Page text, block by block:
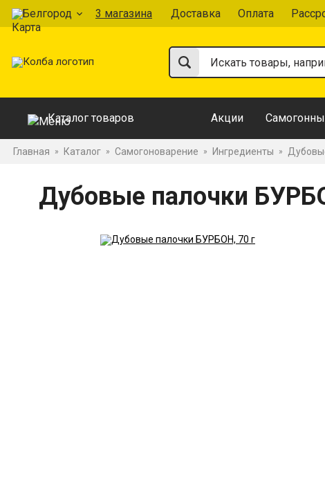
Белгород 3 магазина Доставка Оплата
Каталог товаров Акции
Главная » Каталог » Самогоноварение » Ингредиенты »
Дубовые палочки